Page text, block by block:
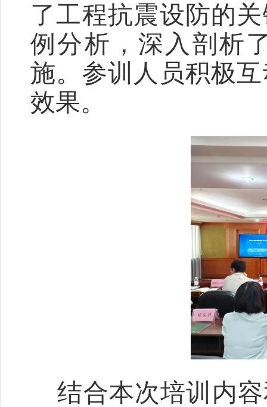
了工程抗震设防的
例分析，深入剖析
施。参训人员积极
效果。
结合本次培训内